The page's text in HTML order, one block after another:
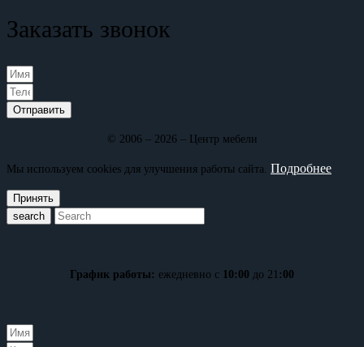
Заказать звонок
Отправить
© 2006 – 2026 – Центр мебели
Мы используем cookies для улучшения работы сайта. Подробнее
Принять
search
График работы: ежедневно с 10:00 до 21 :00